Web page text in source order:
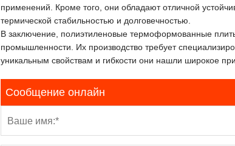
применений. Кроме того, они обладают отличной
термической стабильностью и долговечностью.
В заключение, полиэтиленовые термоформованные
промышленности. Их производство требует
уникальным свойствам и гибкости они нашли широкое
Сообщение онлайн